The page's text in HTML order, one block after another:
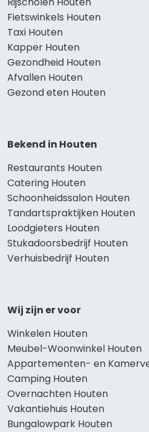
Fietswinkels Houten
Taxi Houten
Kapper Houten
Gezondheid Houten
Afvallen Houten
Gezond eten Houten
Bekend in Houten
Restaurants Houten
Catering Houten
Schoonheidssalon Houten
Tandartspraktijken Houten
Loodgieters Houten
Stukadoorsbedrijf Houten
Verhuisbedrijf Houten
Wij zijn er voor
Winkelen Houten
Meubel-Woonwinkel Houten
Appartementen- en
Camping Houten
Overnachten Houten
Vakantiehuis Houten
Bungalowpark Houten